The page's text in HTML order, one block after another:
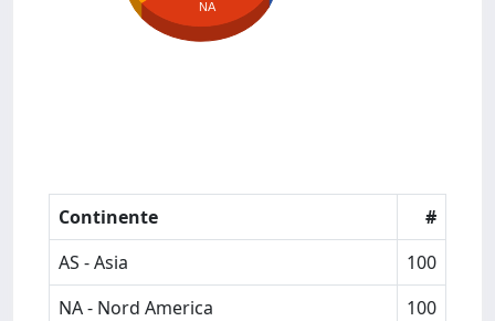
NA
Continente
#
AS - Asia
100
NA - Nord America
100